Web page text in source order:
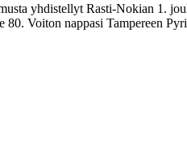
yhdistellyt Rasti-Nokian 1.
80. Voiton nappasi Tampereen